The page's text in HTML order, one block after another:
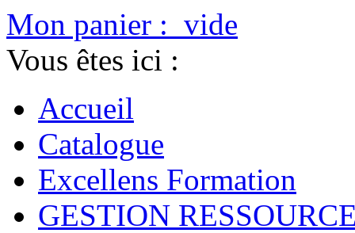
Mon panier : vide
Vous êtes ici :
Accueil
Catalogue
Excellens Formation
GESTION